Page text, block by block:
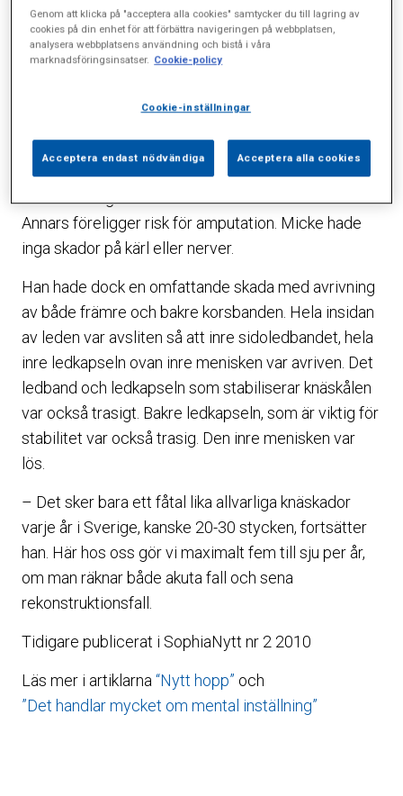
Skadan innebär vad vi kallar en knäluxation, det vill
säga att knät under själva skadeögonblicket varit i
princip helt ur led. Ofta glider leden sedan tillbaka i
det är allvarligt då både blodförsörjning och
nervfunktioner till underbenet skadas. Man måste
Annars föreligger risk för amputation. Micke hade
inga skador på kärl eller nerver.
Han hade dock en omfattande skada med avrivning
av både främre och bakre korsbanden. Hela insidan
av leden var avsliten så att inre sidoledbandet, hela
inre ledkapseln ovan inre menisken var avriven. Det
ledband och ledkapseln som stabiliserar knäskålen
var också trasigt. Bakre ledkapseln, som är viktig för
stabilitet var också trasig. Den inre menisken var
lös.
– Det sker bara ett fåtal lika allvarliga knäskador
varje år i Sverige, kanske 20-30 stycken, fortsätter
han. Här hos oss gör vi maximalt fem till sju per år,
om man räknar både akuta fall och sena
rekonstruktionsfall.
Tidigare publicerat i SophiaNytt nr 2 2010
Läs mer i artiklarna “Nytt hopp” och
”Det handlar mycket om mental inställning”
Genom att klicka på "acceptera alla cookies" samtycker du till lagring av
cookies på din enhet för att förbättra navigeringen på webbplatsen,
analysera webbplatsens användning och bistå i våra
marknadsföringsinsatser. Cookie-policy
Cookie-inställningar
Acceptera endast nödvändiga Acceptera alla cookies